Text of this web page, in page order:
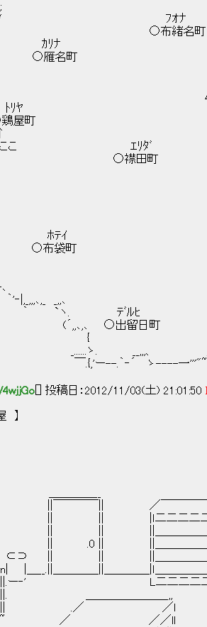
,.; `
ｵﾅ
緒名
i ｶ
｀´ ○雁
:
ﾛﾛ
路
ﾄﾘ
鶏屋
↑ ,
まここ
襟田
. ｸﾙ
○来
ﾎ
○布
~｀‐-
､,_
ヽ. ﾃﾞ
○出留日町
. __,,,、
.｀‐´ ゝ----一'''"~
[] 投稿日：2012/11/03(土) 21:01:50
】
￣|| ／￣￣￣
|ｌ二二二二二
|| ||＿＿＿＿＿
|| || ||＿＿＿＿
__.||＿＿＿＿||＿＿＿＿|ｌ＿
||.ー‐' L二二二二二｣|＿||
／||. ＿＿＿＿＿＿＿_,,
'| ||ﾚ!'|| .／ ／l
,,l| ||／~ ／ ／／ll